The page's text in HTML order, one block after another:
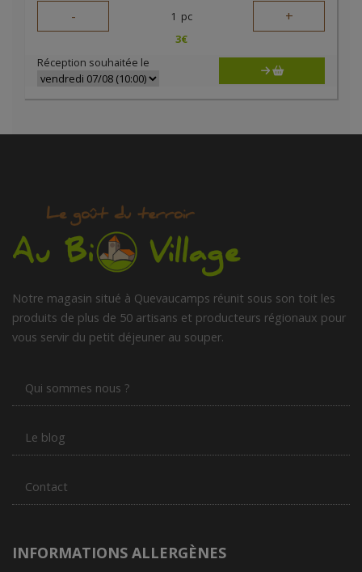
- 1 pc +
3€
Réception souhaitée le
Notre magasin situé à Quevaucamps réunit sous son toit les
produits de plus de 50 artisans et producteurs régionaux pour
vous servir du petit déjeuner au souper.
Qui sommes nous ?
Le blog
Contact
INFORMATIONS ALLERGÈNES